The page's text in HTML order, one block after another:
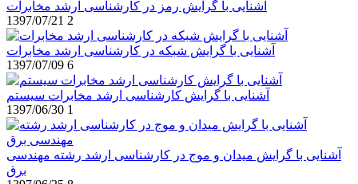
آشنایی با گرایش رمز در کارشناسی ارشد مخابرات
1397/07/21 2
آشنایی با گرایش شبکه در کارشناسی ارشد مخابرات
1397/07/09 6
آشنایی با گرایش کارشناسی ارشد مخابرات سیستم
1397/06/30 1
آشنایی با گرایش میدان و موج در کارشناسی ارشد رشته مهندسی
برق